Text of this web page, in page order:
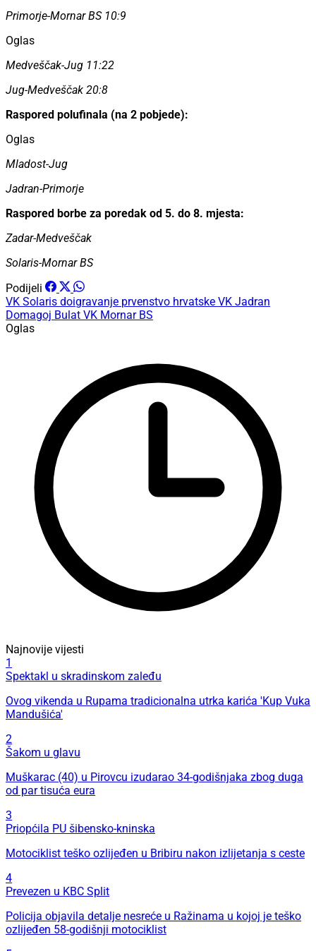
Primorje-Mornar BS 10:9
Oglas
Medveščak-Jug 11:22
Jug-Medveščak 20:8
Raspored polufinala (na 2 pobjede):
Oglas
Mladost-Jug
Jadran-Primorje
Raspored borbe za poredak od 5. do 8. mjesta:
Zadar-Medveščak
Solaris-Mornar BS
Podijeli
VK Solaris doigravanje prvenstvo hrvatske VK Jadran
Domagoj Bulat VK Mornar BS
Oglas
Najnovije vijesti
1
Spektakl u skradinskom zaleđu
Ovog vikenda u Rupama tradicionalna utrka karića 'Kup Vuka
Mandušića'
2
Šakom u glavu
Muškarac (40) u Pirovcu izudarao 34-godišnjaka zbog duga
od par tisuća eura
3
Priopćila PU šibensko-kninska
Motociklist teško ozlijeđen u Bribiru nakon izlijetanja s ceste
4
Prevezen u KBC Split
Policija objavila detalje nesreće u Ražinama u kojoj je teško
ozlijeđen 58-godišnji motociklist